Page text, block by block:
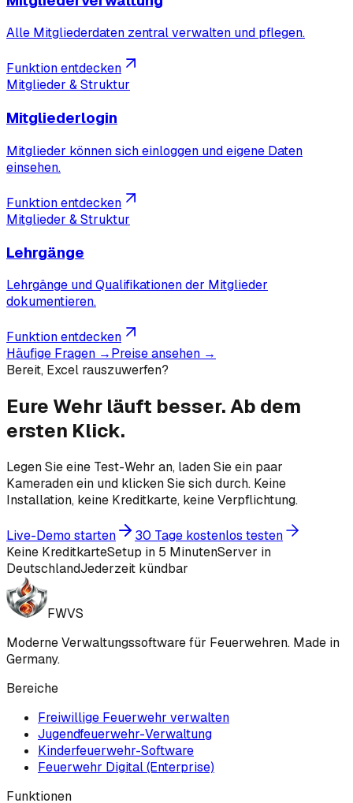
Alle Mitgliederdaten zentral verwalten und pflegen.
Funktion entdecken
Mitglieder & Struktur
Mitgliederlogin
Mitglieder können sich einloggen und eigene Daten
einsehen.
Funktion entdecken
Mitglieder & Struktur
Lehrgänge
Lehrgänge und Qualifikationen der Mitglieder
dokumentieren.
Funktion entdecken
Häufige Fragen →Preise ansehen →
Bereit, Excel rauszuwerfen?
Eure Wehr läuft besser.Ab dem
ersten Klick.
Legen Sie eine Test-Wehr an, laden Sie ein paar
Kameraden ein und klicken Sie sich durch. Keine
Installation, keine Kreditkarte, keine Verpflichtung.
Live-Demo starten
30 Tage kostenlos testen
Keine KreditkarteSetup in 5 MinutenServer in
DeutschlandJederzeit kündbar
FWVS
Moderne Verwaltungssoftware für Feuerwehren. Made in
Germany.
Bereiche
Freiwillige Feuerwehr verwalten
Jugendfeuerwehr-Verwaltung
Kinderfeuerwehr-Software
Feuerwehr Digital (Enterprise)
Funktionen